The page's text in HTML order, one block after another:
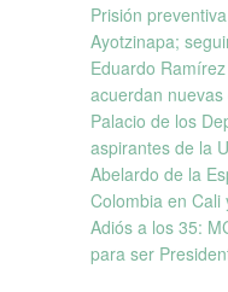
Prisión
Ayotzinapa;
Eduardo
acuerdan
Palacio de los
aspirantes de la
Abelardo de la
Colombia en
Adiós a los 35:
para ser